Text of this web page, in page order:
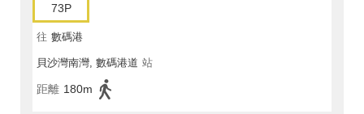
73P
往 數碼港
貝沙灣南灣, 數碼港道 站
距離 180m